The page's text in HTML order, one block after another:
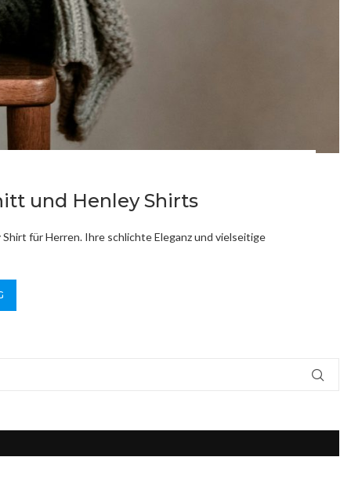
und Henley Shirts
für Herren. Ihre schlichte Eleganz und vielseitige